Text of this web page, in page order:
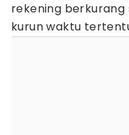
rekening
kurun waktu